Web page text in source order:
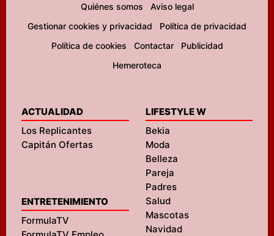
Quiénes somos
Aviso legal
Gestionar cookies y privacidad
Política de privacidad
Política de cookies
Contactar
Publicidad
Hemeroteca
ACTUALIDAD
Los Replicantes
Capitán Ofertas
ENTRETENIMIENTO
FormulaTV
LIFESTYLE W
Bekia
Moda
Belleza
Pareja
Padres
Salud
Mascotas
Navidad